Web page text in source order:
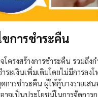
ขการชำระคืน
โครงสร้างการชำระคืน รวมถึง
ระเงินเพิ่มเติมโดยไม่มีการลง
การชำระคืน ผู้ให้กู้บางรายเสน
จเป็นประโยชน์ในการจัดการ